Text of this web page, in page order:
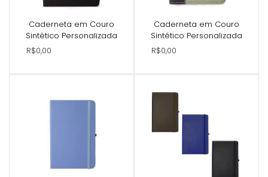
Caderneta em Couro
Sintético Personalizada
R$0,00
Caderneta em Couro
Sintético Personalizada
R$0,00